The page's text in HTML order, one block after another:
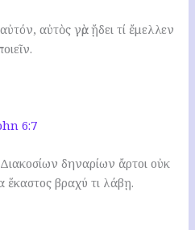
αὐτὸς γὰρ ᾔδει τί ἔμελλεν
6:7
δηναρίων ἄρτοι οὐκ
ἕκαστος βραχύ τι λάβῃ.